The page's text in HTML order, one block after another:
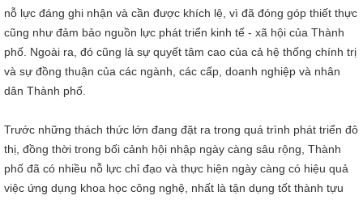
nỗ lực đáng ghi nhận và cần được khích lệ, vì đã đóng góp thiết thực
cũng như đảm bảo nguồn lực phát triển kinh tế - xã hội của Thành
phố. Ngoài ra, đó cũng là sự quyết tâm cao của cả hệ thống chính trị
và sự đồng thuận của các ngành, các cấp, doanh nghiệp và nhân
dân Thành phố.
Trước những thách thức lớn đang đặt ra trong quá trình phát triển đô
thị, đồng thời trong bối cảnh hội nhập ngày càng sâu rộng, Thành
phố đã có nhiều nỗ lực chỉ đạo và thực hiện ngày càng có hiệu quả
việc ứng dụng khoa học công nghệ, nhất là tận dụng tốt thành tựu